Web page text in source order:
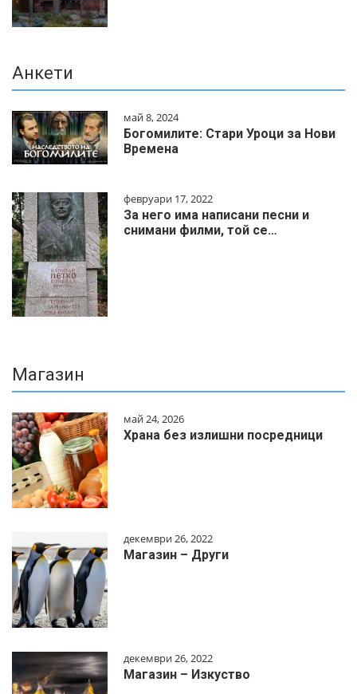
Анкети
май 8, 2024
Богомилите: Стари Уроци за Нови
Времена
февруари 17, 2022
За него има написани песни и
снимани филми, той се…
Магазин
май 24, 2026
Храна без излишни посредници
декември 26, 2022
Магазин – Други
декември 26, 2022
Магазин – Изкуство